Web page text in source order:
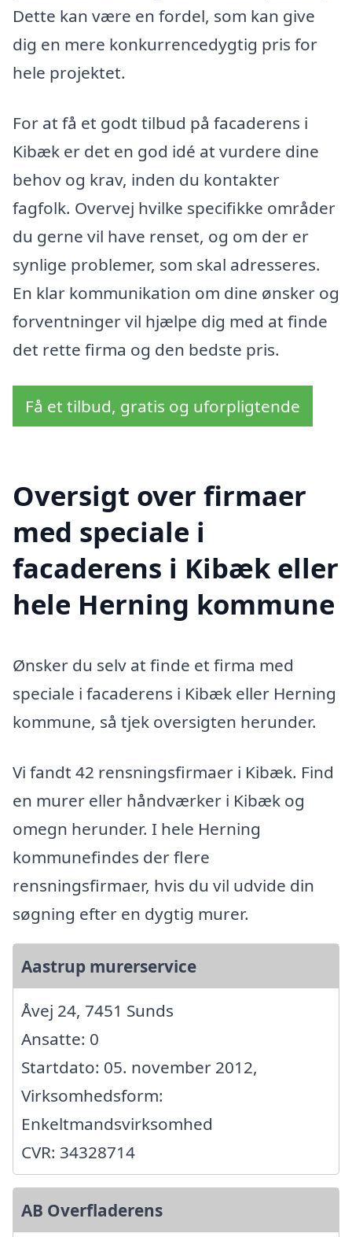
Dette kan være en fordel, som kan give
dig en mere konkurrencedygtig pris for
hele projektet.
For at få et godt tilbud på facaderens i
Kibæk er det en god idé at vurdere dine
behov og krav, inden du kontakter
fagfolk. Overvej hvilke specifikke områder
du gerne vil have renset, og om der er
synlige problemer, som skal adresseres.
En klar kommunikation om dine ønsker og
forventninger vil hjælpe dig med at finde
det rette firma og den bedste pris.
Få et tilbud, gratis og uforpligtende
Oversigt over firmaer
med speciale i
facaderens i Kibæk eller
hele Herning kommune
Ønsker du selv at finde et firma med
speciale i facaderens i Kibæk eller Herning
kommune, så tjek oversigten herunder.
Vi fandt 42 rensningsfirmaer i Kibæk. Find
en murer eller håndværker i Kibæk og
omegn herunder. I hele Herning
kommunefindes der flere
rensningsfirmaer, hvis du vil udvide din
søgning efter en dygtig murer.
Aastrup murerservice
Åvej 24, 7451 Sunds
Ansatte: 0
Startdato: 05. november 2012,
Virksomhedsform:
Enkeltmandsvirksomhed
CVR: 34328714
AB Overfladerens